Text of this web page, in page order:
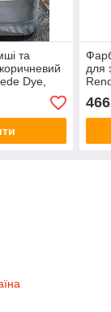
та
Dye,
для